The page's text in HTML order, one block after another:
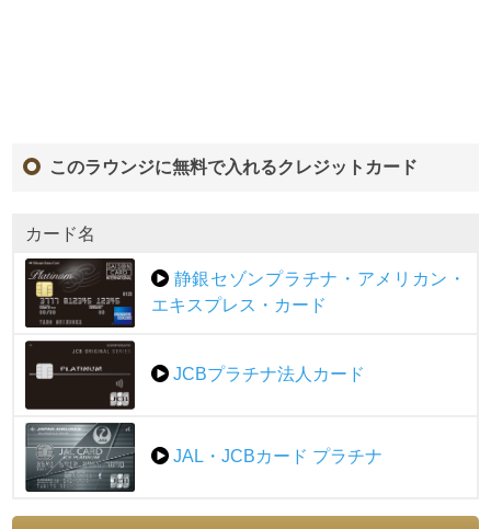
このラウンジに無料で入れるクレジットカード
カード名
静銀セゾンプラチナ・アメリカン・
エキスプレス・カード
JCBプラチナ法人カード
JAL・JCBカード プラチナ